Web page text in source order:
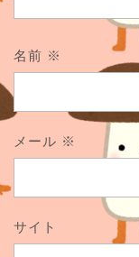
名前 ※
メール ※
サイト